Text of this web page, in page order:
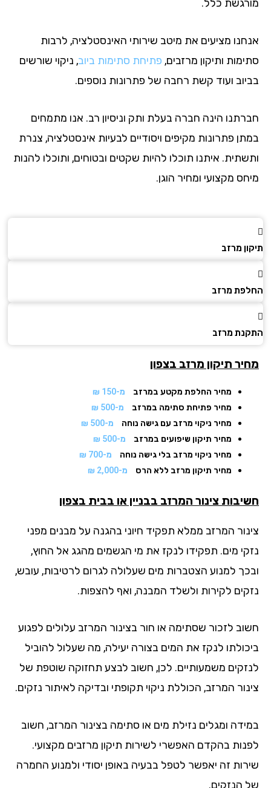
כלל.
מציעים את מיטב שירותי האינסטלציה, לרבות
ותיקון מרזבים,פתיחת סתימות ביוב, ניקוי שורשים
ועוד קשת רחבה של פתרונות נוספים.
הינה חברה בעלת ותק וניסיון רב. אנו מתמחים
פתרונות מקיפים ויסודיים לבעיות אינסטלציה, צנרת
איתנו תוכלו להיות שקטים ובטוחים, ותוכלו להנות
מקצועי ומחיר הוגן.
מרזב
מרזב
מרזב
תיקון מרזבבצפון
מחיר החלפת מקטע במרזב
מ-150 ₪
מחיר פתיחת סתימה במרזב
מ-500 ₪
מחיר ניקוי מרזב עם גישה נוחה
מ-500 ₪
מחיר תיקון שיפועים במרזב
מ-500 ₪
מחיר ניקוי מרזב בלי גישה נוחה
מ-700 ₪
מחיר תיקון מרזב ללא הרס
מ-2,000 ₪
צינור המרזב בבניין או בבית בצפון
המרזב ממלא תפקיד חיוני בהגנה על מבנים מפני
מים. תפקידו לנקז את מי הגשמים מהגג אל החוץ,
למנוע הצטברות מים שעלולה לגרום לרטיבות, עובש,
לקירות ולשלד המבנה, ואף להצפות.
לזכור שסתימה או חור בצינור המרזב עלולים לפגוע
לנקז את המים בצורה יעילה, מה שעלול להוביל
משמעותיים. לכן, חשוב לבצע תחזוקה שוטפת של
המרזב, הכוללת ניקוי תקופתי ובדיקה לאיתור נזקים.
ומגלים נזילת מים או סתימה בצינור המרזב, חשוב
בהקדם האפשרי לשירות תיקון מרזבים מקצועי.
זה יאפשר לטפל בבעיה באופן יסודי ולמנוע החמרה
הנזקים.